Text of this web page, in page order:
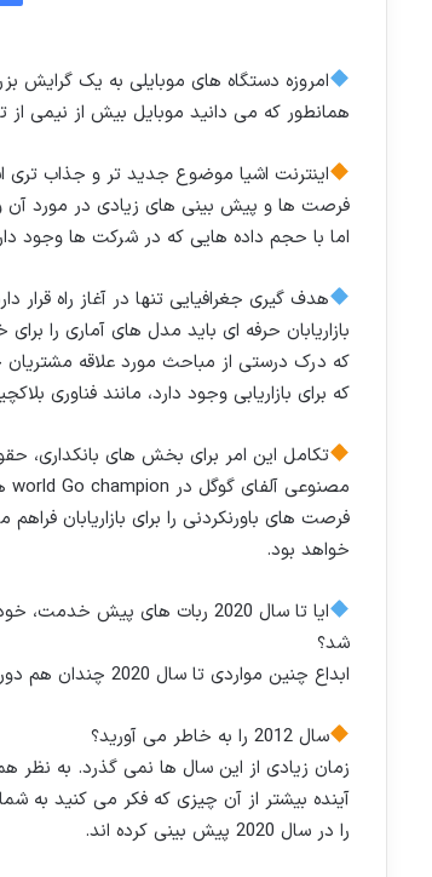
ی
م
ل
امروزه دستگاه های موبایلی به یک گرایش
همانطور که می دانید موبایل بیش از نیمی
اینترنت اشیا موضوع جدید تر و جذاب تری
فرصت ها و پیش بینی های زیادی در مورد
اما با حجم داده هایی که در شرکت ها وجود
هدف گیری جغرافیایی تنها در آغاز راه قرار
بازاریابان حرفه ای باید مدل های آماری را
که درک درستی از مباحث مورد علاقه
که برای بازاریابی وجود دارد، مانند فناوری
تکامل این امر برای بخش های
مصنوعی آلفای گوگل در world Go champion همه رقبای خود را شکست داد. ترکیب هوش مصنوعی با شخصی سازی محتوا
فرصت های باورنکردنی را برای بازاریابان
خواهد بود.
ایا تا سال 2020 ربات های پیش
شد؟
ابداع چنین مواردی تا سال 2020 چندان هم دور از ذهن نیست.
سال 2012 را به خاطر می آورید؟
زمان زیادی از این سال ها نمی گذرد. به نظر
آینده بیشتر از آن چیزی که فکر می کنید به
را در سال 2020 پیش بینی کرده اند.